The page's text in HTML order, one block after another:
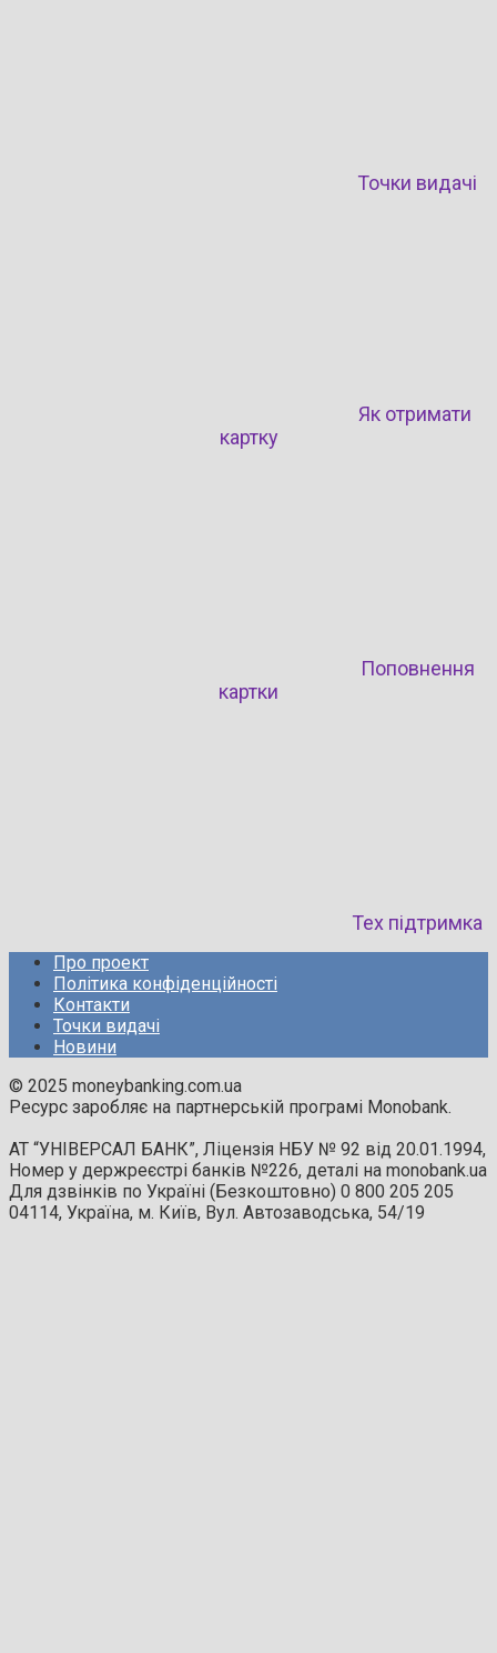
Точки видачі
Як отримати
картку
Поповнення
картки
Тех підтримка
Про проект
Політика конфіденційності
Контакти
Точки видачі
Новини
© 2025 moneybanking.com.ua
Ресурс заробляє на партнерській програмі Monobank.
АТ “УНІВЕРСАЛ БАНК”, Ліцензія НБУ № 92 від 20.01.1994,
Номер у держреєстрі банків №226, деталі на monobank.ua
Для дзвінків по Україні (Безкоштовно) 0 800 205 205
04114, Україна, м. Київ, Вул. Автозаводська, 54/19